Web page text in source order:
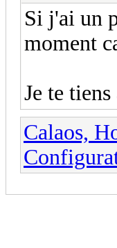
Si j'ai un
moment
Je te tiens
Calaos,